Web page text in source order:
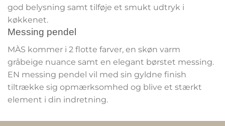
god belysning samt tilføje et smukt udtryk i
køkkenet.
Messing pendel
MÀS kommer i 2 flotte farver, en skøn varm
gråbeige nuance samt en elegant børstet messing.
EN messing pendel vil med sin gyldne finish
tiltrække sig opmærksomhed og blive et stærkt
element i din indretning.